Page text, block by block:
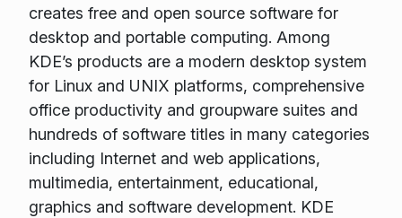
creates free and open source software for
desktop and portable computing. Among
KDE’s products are a modern desktop system
for Linux and UNIX platforms, comprehensive
office productivity and groupware suites and
hundreds of software titles in many categories
including Internet and web applications,
multimedia, entertainment, educational,
graphics and software development. KDE